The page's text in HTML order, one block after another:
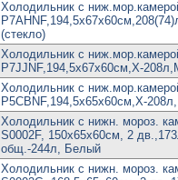
Холодильник с
(стекло)
Холодильник с
P7JJNF,194,5х67х60см,Х-
Холодильник с
P5CBNF,194,5х65х60см,Х-
Холодильник с нижн. мороз.
S0002F, 150х65х60см, 2
общ.-244л, Белый
Холодильник с нижн. мороз.